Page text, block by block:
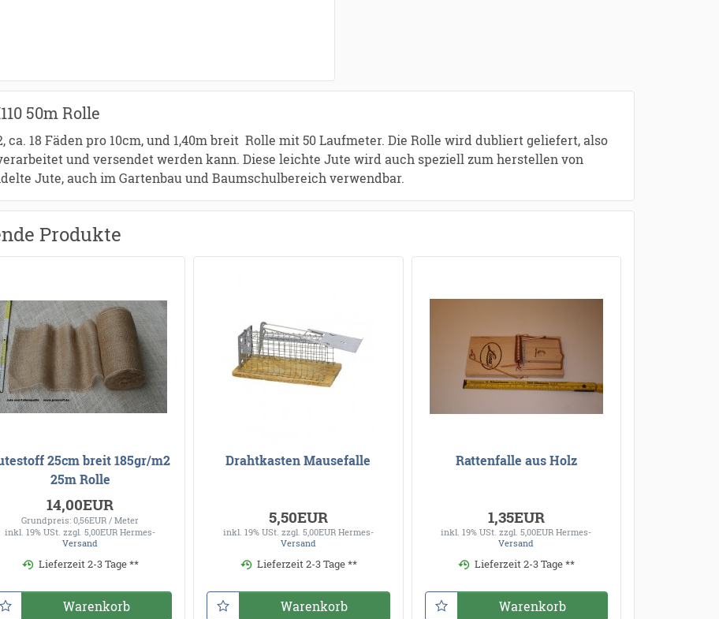
50m Rolle
ca. 18 Fäden pro 10cm, und 1,40m breit Rolle mit 50 Laufmeter. Die Rolle wird dubliert geliefert, also
und versendet werden kann. Diese leichte Jute wird auch speziell zum herstellen von
Jute, auch im Gartenbau und Baumschulbereich verwendbar.
Produkte
25cm breit 185gr/m2
25m Rolle
14,00EUR
Grundpreis: 0,56EUR / Meter
inkl. 19% USt. zzgl. 5,00EUR Hermes-
Versand
Lieferzeit 2-3 Tage **
Warenkorb
Drahtkasten Mausefalle
5,50EUR
inkl. 19% USt. zzgl. 5,00EUR Hermes-
Versand
Lieferzeit 2-3 Tage **
Warenkorb
Rattenfalle aus Holz
1,35EUR
inkl. 19% USt. zzgl. 5,00EUR Hermes-
Versand
Lieferzeit 2-3 Tage **
Warenkorb